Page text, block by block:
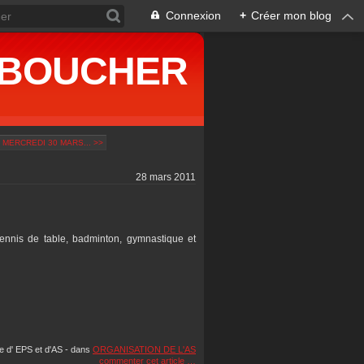
Connexion + Créer mon blog
30 MARS... >>
28 mars 2011
de table, badminton, gymnastique et
d' EPS et d'AS - dans ORGANISATION DE L'AS
commenter cet article